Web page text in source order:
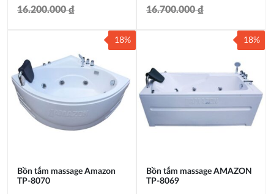
16.200.000₫
là:
16.200.000 ₫.
tại
là:
13.280.000 ₫.
16.700.000₫
là:
16.700.000 ₫.
tại
là:
13.690.000 ₫.
Bồn tắm massage Amazon
TP-8070
18%
Bồn tắm massage AMAZON
TP-8069
18%